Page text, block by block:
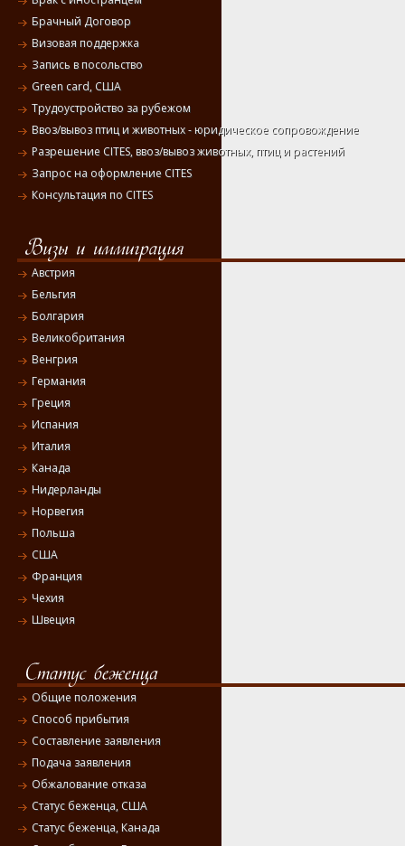
Брачный Договор
Визовая поддержка
Запись в посольство
Green card, США
Трудоустройство за рубежом
Ввоз/вывоз птиц и животных - юридическое сопровождение
Разрешение CITES, ввоз/вывоз животных, птиц и растений
Запрос на оформление CITES
Консультация по CITES
Австрия
Бельгия
Болгария
Великобритания
Венгрия
Германия
Греция
Испания
Италия
Канада
Нидерланды
Норвегия
Польша
США
Франция
Чехия
Швеция
Общие положения
Способ прибытия
Составление заявления
Подача заявления
Обжалование отказа
Статус беженца, США
Статус беженца, Канада